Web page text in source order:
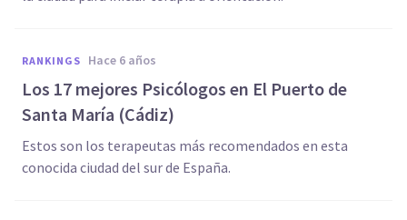
RANKINGS hace 6 años
Los 17 mejores Psicólogos en El Puerto de
Santa María (Cádiz)
Estos son los terapeutas más recomendados en esta
conocida ciudad del sur de España.